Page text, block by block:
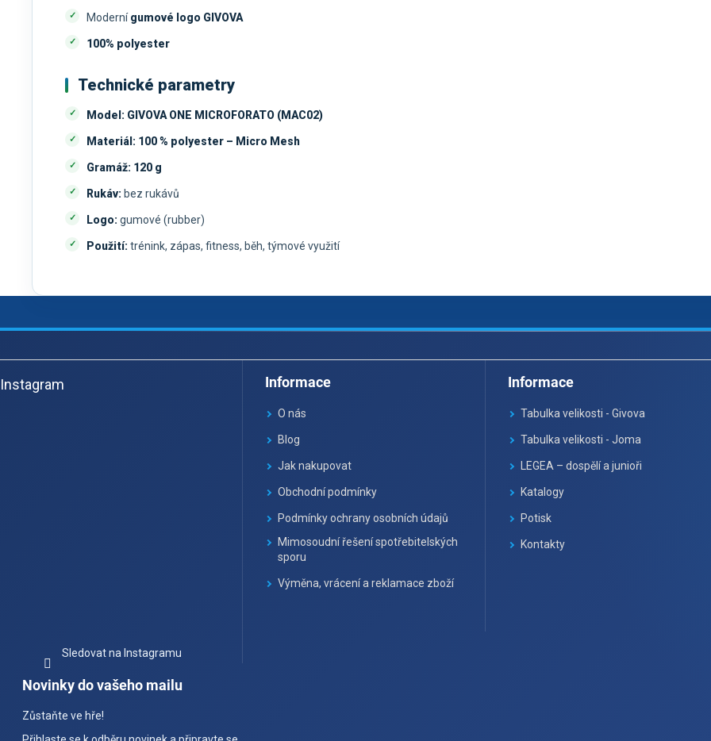
Modernígumové logo GIVOVA
100% polyester
Technické parametry
Model: GIVOVA ONE MICROFORATO (MAC02)
Materiál: 100 % polyester – Micro Mesh
Gramáž: 120 g
Rukáv: bez rukávů
Logo: gumové (rubber)
Použití: trénink, zápas, fitness, běh, týmové využití
á
pInstagram
Sledovat na Instagramu
Informace
O nás
Blog
Jak nakupovat
Obchodní podmínky
Podmínky ochrany osobních údajů
Mimosoudní řešení spotřebitelských
sporu
Výměna, vrácení a reklamace zboží
Informace
Tabulka velikosti - Givova
Tabulka velikosti - Joma
LEGEA – dospělí a junioři
Katalogy
Potisk
Kontakty
Novinky do vašeho mailu
Zůstaňte ve hře!